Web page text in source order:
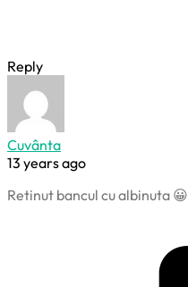
Reply
Cuvânta
13 years ago
Retinut bancul cu albinuta 😀